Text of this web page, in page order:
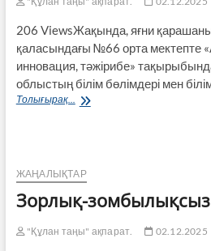
206 ViewsЖақында, яғни
қаласындағы №66 орта мектепте
инновация, тәжірибе»
облыстың білім бөлімдері мен
Толығырақ...
150-
форум
ЖАҢАЛЫҚТАР
Зорлық-зомбылықсыз
"Құлан таңы" ақпарат. 02.12.2025